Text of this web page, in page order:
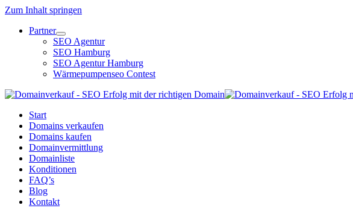
Zum Inhalt springen
Partner
SEO Agentur
SEO Hamburg
SEO Agentur Hamburg
Wärmepumpenseo Contest
Start
Domains verkaufen
Domains kaufen
Domainvermittlung
Domainliste
Konditionen
FAQ’s
Blog
Kontakt